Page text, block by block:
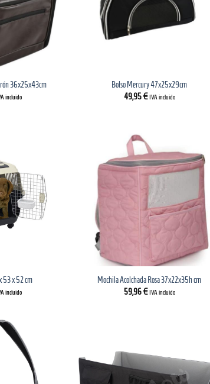
36x25x43cm
incluido
Bolso Mercury 47x25x29cm
49,95€ IVA incluido
53 x 52 cm
incluido
Mochila Acolchada Rosa 37x22x35h cm
59,96€ IVA incluido